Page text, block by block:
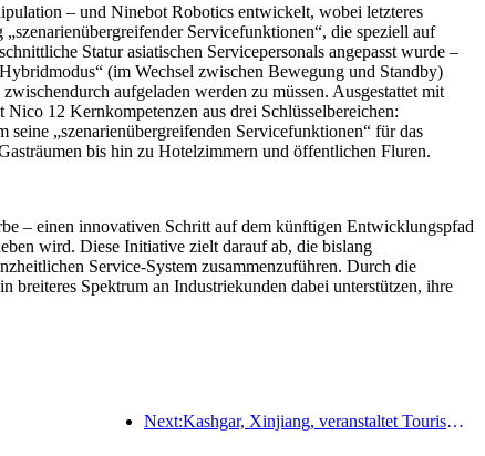
– und Ninebot Robotics entwickelt, wobei letzteres
Servicefunktionen“, die speziell auf
Statur asiatischen Servicepersonals angepasst wurde –
(im Wechsel zwischen Bewegung und Standby)
aufgeladen werden zu müssen. Ausgestattet mit
12 Kernkompetenzen aus drei Schlüsselbereichen:
„szenarienübergreifenden Servicefunktionen“ für das
bis hin zu Hotelzimmern und öffentlichen Fluren.
– einen innovativen Schritt auf dem künftigen Entwicklungspfad
wird. Diese Initiative zielt darauf ab, die bislang
Service-System zusammenzuführen. Durch die
Spektrum an Industriekunden dabei unterstützen, ihre
Next:Kashgar, Xinjiang, veranstaltet Tourismus-Werbeevent zur Förderung des interethnischen Austauschs.